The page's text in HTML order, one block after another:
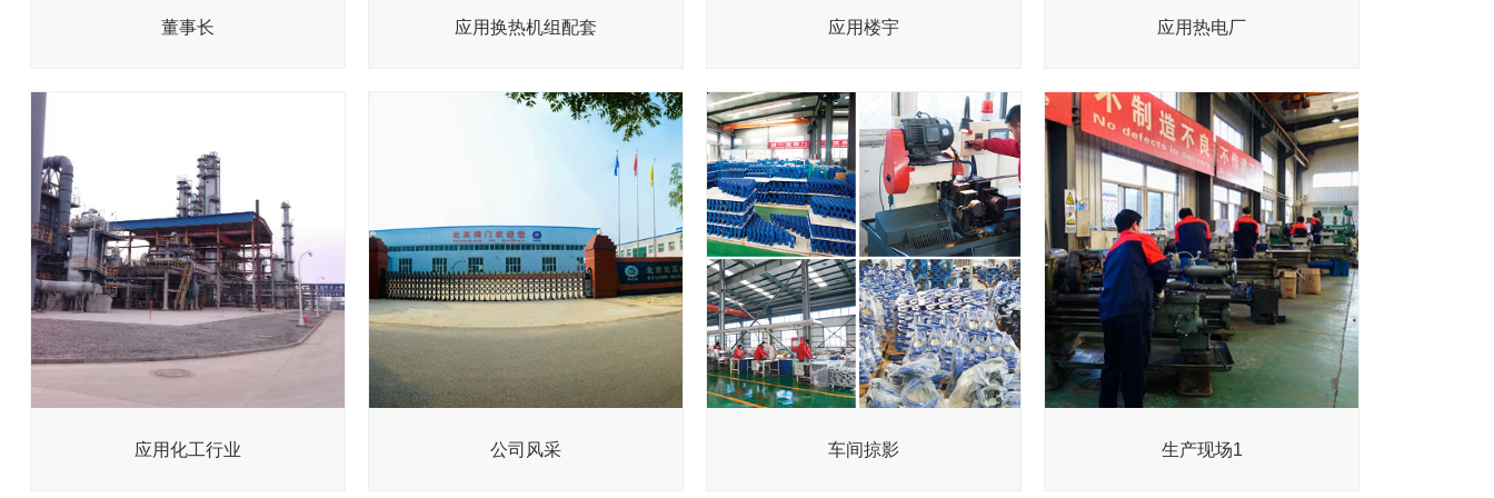
董事长 应用换热机组配套 应用楼宇 应用热电厂
应用化工行业 公司风采 车间掠影 生产现场1